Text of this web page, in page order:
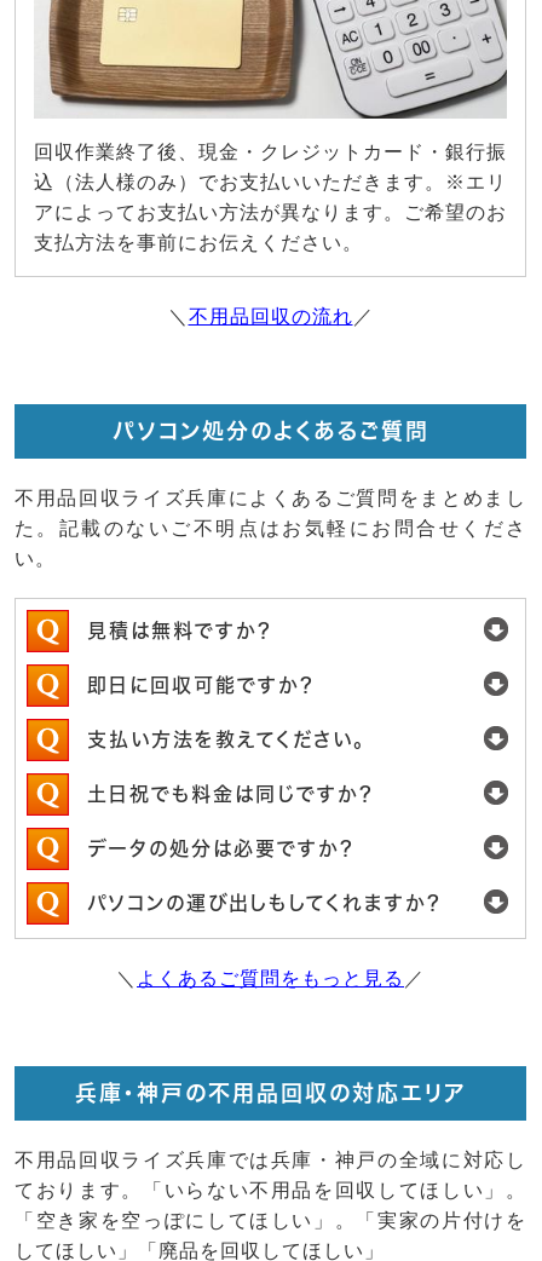
回収作業終了後、現金・クレジットカード・銀行振
込（法人様のみ）でお支払いいただきます。※エリ
アによってお支払い方法が異なります。ご希望のお
支払方法を事前にお伝えください。
＼ 不用品回収の流れ ／
パソコン処分のよくあるご質問
不用品回収ライズ兵庫によくあるご質問をまとめまし
た。記載のないご不明点はお気軽にお問合せくださ
い。
見積は無料ですか？
即日に回収可能ですか？
支払い方法を教えてください。
土日祝でも料金は同じですか？
データの処分は必要ですか？
パソコンの運び出しもしてくれますか？
＼ よくあるご質問をもっと見る ／
兵庫・神戸の不用品回収の対応エリア
不用品回収ライズ兵庫では兵庫・神戸の全域に対応し
ております。「いらない不用品を回収してほしい」。
「空き家を空っぽにしてほしい」。「実家の片付けを
してほしい」「廃品を回収してほしい」